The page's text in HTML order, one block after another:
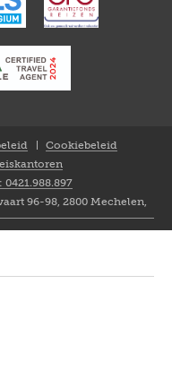
Cookiebeleid
96-98, 2800 Mechelen,